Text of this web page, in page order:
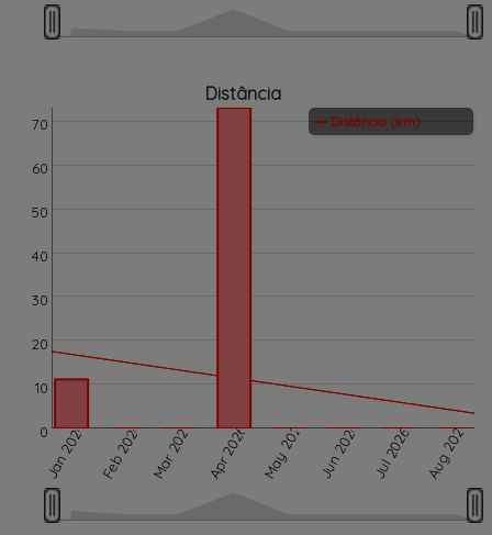
Distância
Distância (km)
0
10
20
30
40
50
60
70
Jan 2026 Feb 2026 Mar 2026 Apr 2026 May 2026 Jun 2026 Jul 2026 Aug 2026